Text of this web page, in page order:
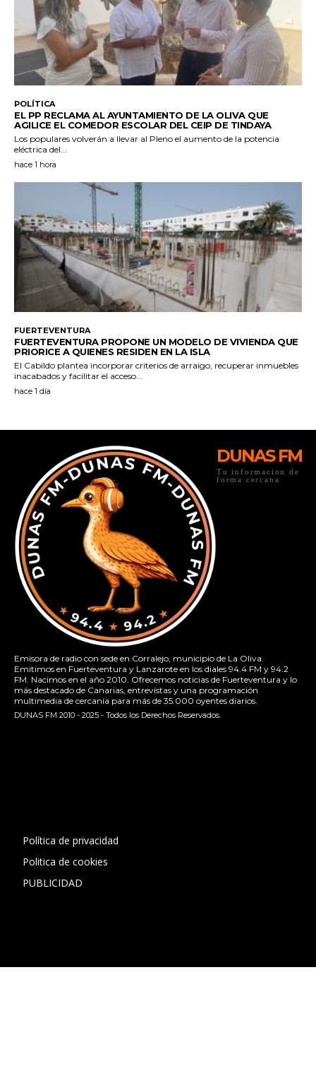
DUNAS FM
Tu informacion de
forma cercana
Emisora de radio con sede en Corralejo, municipio de La Oliva.
Emitimos en Fuerteventura y Lanzarote en los diales 94.4 FM y 94.2
FM. Nacimos en el año 2010. Ofrecemos noticias de Fuerteventura y lo
más destacado de Canarias, entrevistas y una programación
multimedia de cercanía para más de 35.000 oyentes diarios.
DUNAS FM 2010 - 2025 - Todos los Derechos Reservados.
Política de privacidad
Politica de cookies
PUBLICIDAD